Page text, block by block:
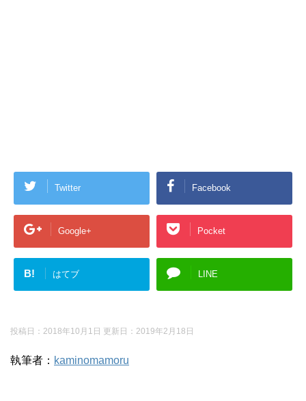
Twitter Facebook
Google+ Pocket
B! はてブ LINE
投稿日：2018年10月1日 更新日： 2019年2月18日
執筆者： kaminomamoru